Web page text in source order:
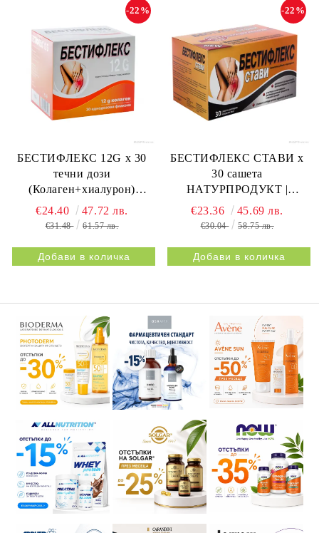
БЕСТИФЛЕКС 12G х 30
течни дози
(Колаген+хиалурон)
НАТУРПРОДУКТ |
BESTIFLEX 12G 30s
-22%
€24.40 47.72 лв.
€31.48 61.57 лв.
БЕСТИФЛЕКС СТАВИ х
30 сашета
НАТУРПРОДУКТ |
BESTIFLEX JOINTS 30s
NATURPRODUKT
-22%
€23.36 45.69 лв.
€30.04 58.75 лв.